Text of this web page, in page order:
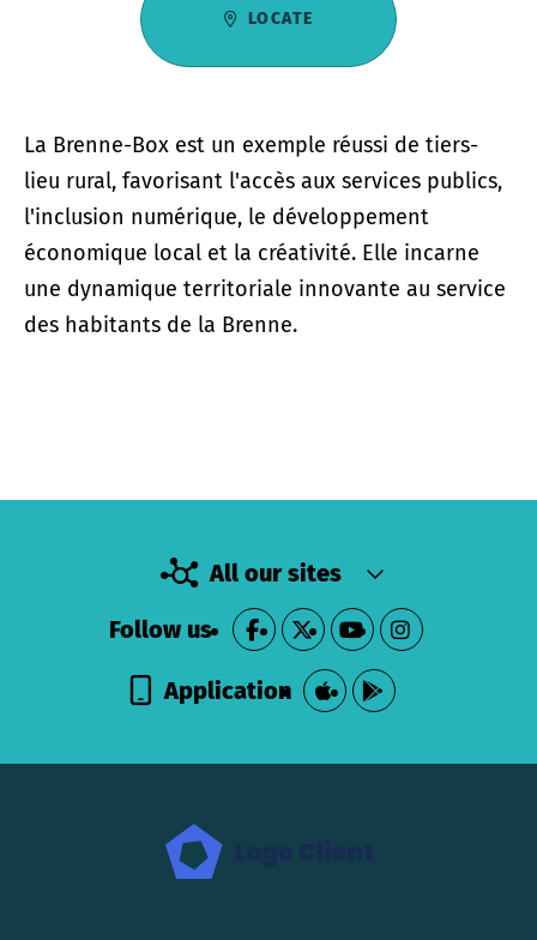
LOCATE
La Brenne-Box est un exemple réussi de tiers-
lieu rural, favorisant l'accès aux services publics,
l'inclusion numérique, le développement
économique local et la créativité. Elle incarne
une dynamique territoriale innovante au service
des habitants de la Brenne.
All our sites
Follow us
Application